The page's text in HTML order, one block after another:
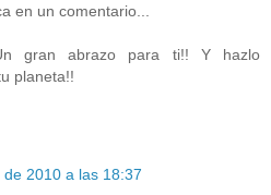
en un comentario...
gran abrazo para ti!! Y hazlo
planeta!!
2010 a las 18:37